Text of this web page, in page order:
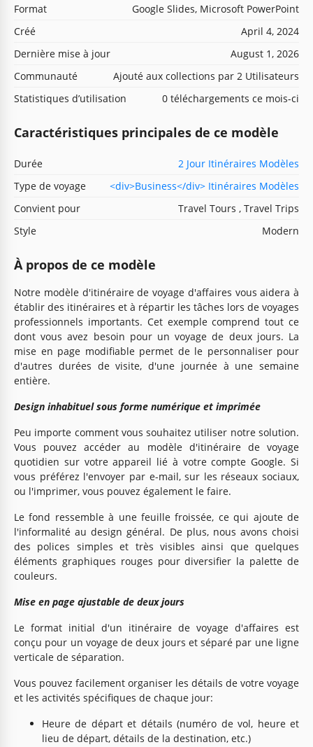
Format
Google Slides, Microsoft PowerPoint
Créé
April 4, 2024
Dernière mise à jour
August 1, 2026
Communauté
Ajouté aux collections par 2 Utilisateurs
Statistiques d’utilisation
0 téléchargements ce mois-ci
Caractéristiques principales de ce modèle
Durée
2 Jour Itinéraires Modèles
Type de voyage
<div>Business</div> Itinéraires Modèles
Convient pour
Travel Tours , Travel Trips
Style
Modern
À propos de ce modèle
Notre modèle d'itinéraire de voyage d'affaires vous aidera à
établir des itinéraires et à répartir les tâches lors de voyages
professionnels importants. Cet exemple comprend tout ce
dont vous avez besoin pour un voyage de deux jours. La
mise en page modifiable permet de le personnaliser pour
d'autres durées de visite, d'une journée à une semaine
entière.
Design inhabituel sous forme numérique et imprimée
Peu importe comment vous souhaitez utiliser notre solution.
Vous pouvez accéder au modèle d'itinéraire de voyage
quotidien sur votre appareil lié à votre compte Google. Si
vous préférez l'envoyer par e-mail, sur les réseaux sociaux,
ou l'imprimer, vous pouvez également le faire.
Le fond ressemble à une feuille froissée, ce qui ajoute de
l'informalité au design général. De plus, nous avons choisi
des polices simples et très visibles ainsi que quelques
éléments graphiques rouges pour diversifier la palette de
couleurs.
Mise en page ajustable de deux jours
Le format initial d'un itinéraire de voyage d'affaires est
conçu pour un voyage de deux jours et séparé par une ligne
verticale de séparation.
Vous pouvez facilement organiser les détails de votre voyage
et les activités spécifiques de chaque jour:
Heure de départ et détails (numéro de vol, heure et
lieu de départ, détails de la destination, etc.)